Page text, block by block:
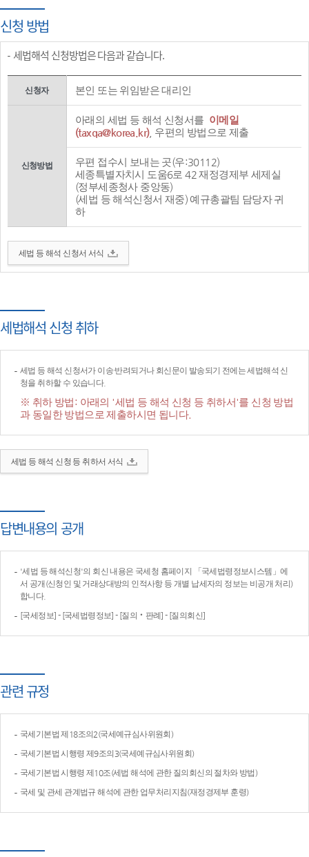
신청 방법
세법해석 신청방법은 다음과 같습니다.
신청자 본인 또는 위임받은 대리인
신청방법
아래의 세법 등 해석 신청서를 이메일
(taxqa@korea.kr), 우편의 방법으로 제출
우편 접수시 보내는 곳(우:30112)
세종특별자치시 도움6로 42 재정경제부 세제실
(정부세종청사 중앙동)
(세법 등 해석신청서 재중) 예규총괄팀 담당자 귀
하
세법 등 해석 신청서 서식
세법해석 신청 취하
세법 등 해석 신청서가 이송·반려되거나 회신문이 발송되기 전에는 세법해석 신
청을 취하할 수 있습니다.
※ 취하 방법: 아래의 '세법 등 해석 신청 등 취하서'를 신청 방법
과 동일한 방법으로 제출하시면 됩니다.
세법 등 해석 신청 등 취하서 서식
답변내용의 공개
'세법 등 해석신청'의 회신 내용은 국세청 홈페이지 「국세법령정보시스템」에
서 공개(신청인 및 거래상대방의 인적사항 등 개별 납세자의 정보는 비공개 처리)
합니다.
[국세정보] - [국세법령정보] - [질의‧판례] - [질의회신]
관련 규정
국세기본법 제18조의2(국세예규심사위원회)
국세기본법 시행령 제9조의3(국세예규심사위원회)
국세기본법 시행령 제10조(세법 해석에 관한 질의회신의 절차와 방법)
국세 및 관세 관계법규 해석에 관한 업무처리지침(재정경제부 훈령)